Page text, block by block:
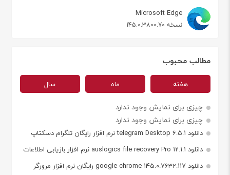
Microsoft Edge
نسخه 145.0.3800.70
مطالب محبوب
هفته ماه سال
چیزی برای نمایش وجود ندارد
چیزی برای نمایش وجود ندارد
دانلود telegram Desktop 6.5.1 نرم افزار رایگان تلگرام دسکتاپ
دانلود auslogics file recovery Pro 12.1.1 نرم افزار بازیابی اطلاعات
دانلود google chrome 145.0.7632.117 رایگان نرم افزار مرورگر